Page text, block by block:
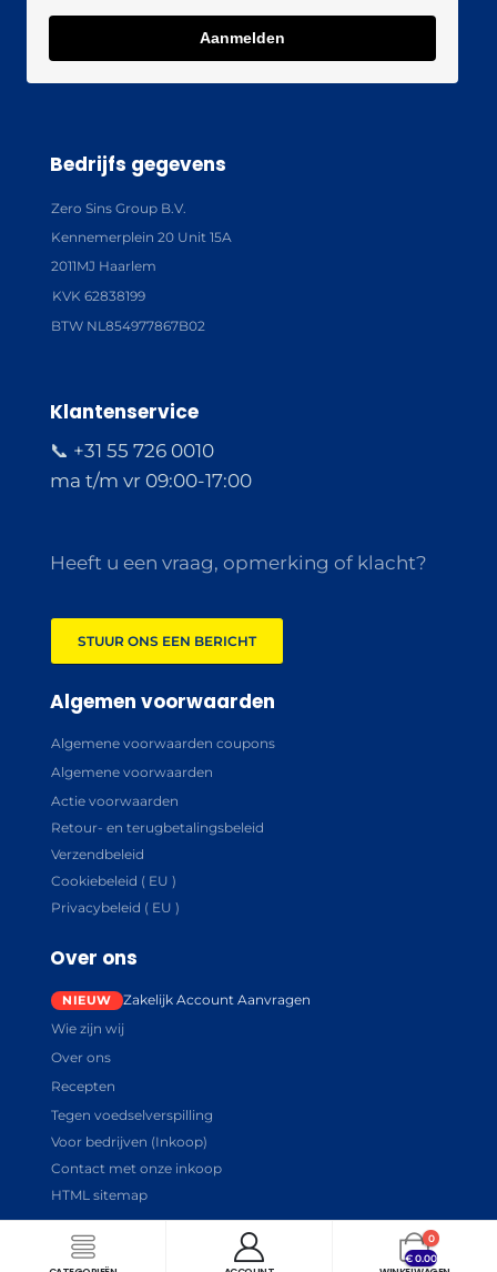
Aanmelden
Bedrijfs gegevens
Zero Sins Group B.V.
Kennemerplein 20 Unit 15A
2011MJ Haarlem
KVK 62838199
BTW NL854977867B02
Klantenservice
📞 +31 55 726 0010
ma t/m vr 09:00-17:00
Heeft u een vraag, opmerking of klacht?
STUUR ONS EEN BERICHT
Algemen voorwaarden
Algemene voorwaarden coupons
Algemene voorwaarden
Actie voorwaarden
Retour- en terugbetalingsbeleid
Verzendbeleid
Cookiebeleid ( EU )
Privacybeleid ( EU )
Over ons
Zakelijk Account Aanvragen
Wie zijn wij
Over ons
Recepten
Tegen voedselverspilling
Voor bedrijven (Inkoop)
Contact met onze inkoop
HTML sitemap
0
€0.00